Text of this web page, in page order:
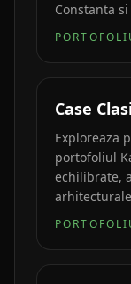
Constanta
Case
Exploreaza
portofoliul
echilibrate,